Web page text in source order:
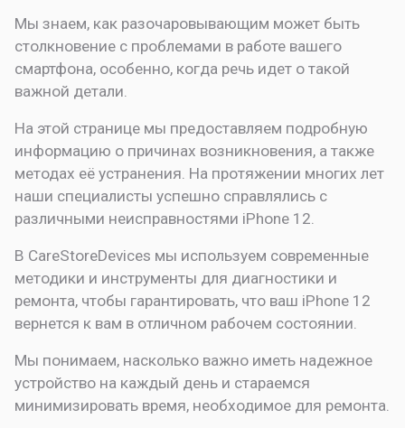
Мы знаем, как разочаровывающим может быть
столкновение с проблемами в работе вашего
смартфона, особенно, когда речь идет о такой
важной детали.
На этой странице мы предоставляем подробную
информацию о причинах возникновения, а также
методах её устранения. На протяжении многих лет
наши специалисты успешно справлялись с
различными неисправностями iPhone 12.
В CareStoreDevices мы используем современные
методики и инструменты для диагностики и
ремонта, чтобы гарантировать, что ваш iPhone 12
вернется к вам в отличном рабочем состоянии.
Мы понимаем, насколько важно иметь надежное
устройство на каждый день и стараемся
минимизировать время, необходимое для ремонта.